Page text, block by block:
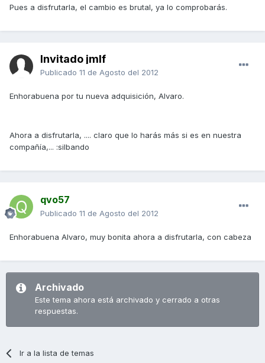
Pues a disfrutarla, el cambio es brutal, ya lo comprobarás.
Invitado jmlf
Publicado 11 de Agosto del 2012
Enhorabuena por tu nueva adquisición, Alvaro.
Ahora a disfrutarla, .... claro que lo harás más si es en nuestra
compañía,... :silbando
qvo57
Publicado 11 de Agosto del 2012
Enhorabuena Alvaro, muy bonita ahora a disfrutarla, con cabeza
Archivado
Este tema ahora está archivado y cerrado a otras
respuestas.
Ir a la lista de temas